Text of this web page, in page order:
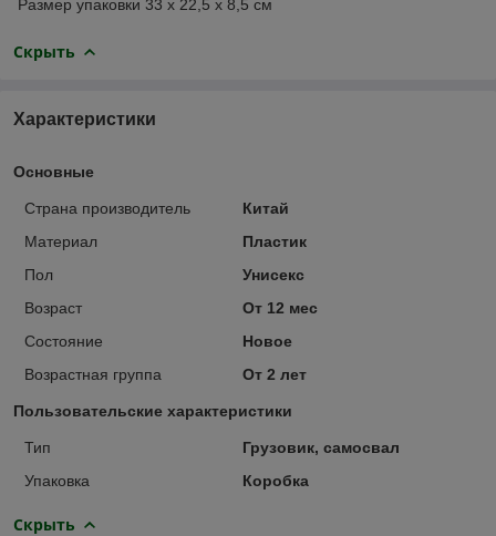
Размер упаковки 33 х 22,5 х 8,5 см
Скрыть
Характеристики
Основные
Страна производитель
Китай
Материал
Пластик
Пол
Унисекс
Возраст
От 12 мес
Состояние
Новое
Возрастная группа
От 2 лет
Пользовательские характеристики
Тип
Грузовик, самосвал
Упаковка
Коробка
Скрыть